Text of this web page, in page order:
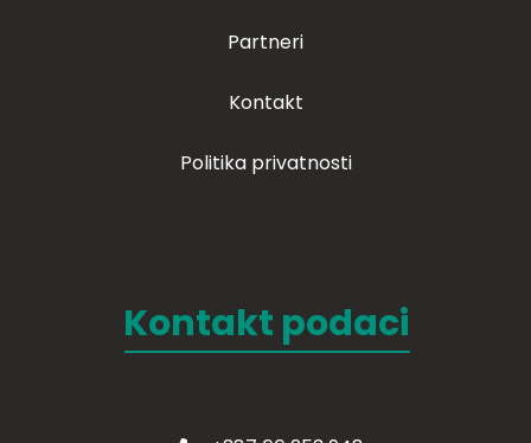
Partneri
Kontakt
Politika privatnosti
Kontakt podaci